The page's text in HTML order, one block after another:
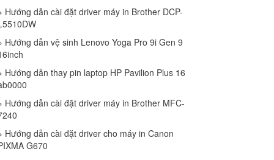
Hướng dẫn cài đặt driver máy in Brother DCP-
Hướng dẫn vệ sinh Lenovo Yoga Pro 9i Gen 9
Hướng dẫn thay pin laptop HP Pavilion Plus 16
Hướng dẫn cài đặt driver máy in Brother MFC-
Hướng dẫn cài đặt driver cho máy in Canon
G670